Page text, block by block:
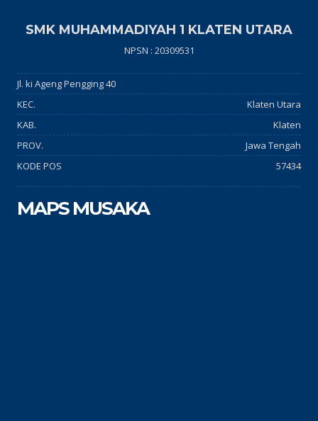
SMK MUHAMMADIYAH 1 KLATEN UTARA
NPSN : 20309531
Jl. ki Ageng Pengging 40
KEC.
Klaten Utara
KAB.
Klaten
PROV.
Jawa Tengah
KODE POS
57434
MAPS MUSAKA